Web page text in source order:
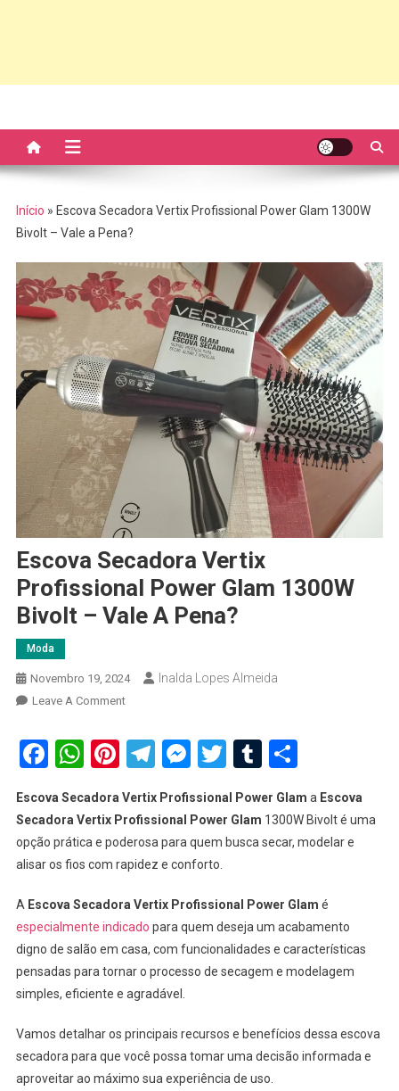
Início » Escova Secadora Vertix Profissional Power Glam 1300W
Bivolt – Vale a Pena?
Escova Secadora Vertix
Profissional Power Glam 1300W
Bivolt – Vale A Pena?
Moda
Novembro 19, 2024 Inalda Lopes Almeida
Leave A CommentOn
Secadora
Vertix
Power
Glam
1300W
Bivolt
Vale
A
Pena?
Facebook
WhatsApp
Pinterest
Telegram
Messenger
TwitterTumblr
Share
Escova Secadora Vertix Profissional Power Glam a Escova
Secadora Vertix Profissional Power Glam 1300W Bivolt é uma
opção prática e poderosa para quem busca secar, modelar e
alisar os fios com rapidez e conforto.
A Escova Secadora Vertix Profissional Power Glam é
especialmente indicado para quem deseja um acabamento
digno de salão em casa, com funcionalidades e características
pensadas para tornar o processo de secagem e modelagem
simples, eficiente e agradável.
Vamos detalhar os principais recursos e benefícios dessa escova
secadora para que você possa tomar uma decisão informada e
aproveitar ao máximo sua experiência de uso.